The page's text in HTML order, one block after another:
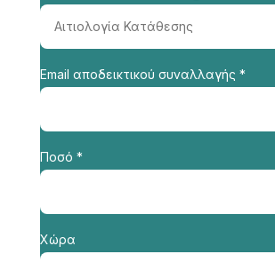
Email αποδεικτικού συναλλαγής *
Ποσό *
Χώρα